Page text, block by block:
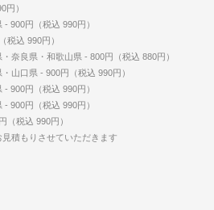
円）
900円（税込 990円）
税込 990円）
奈良県・和歌山県 - 800円（税込 880円）
山口県 - 900円（税込 990円）
900円（税込 990円）
900円（税込 990円）
（税込 990円）
積もりさせていただきます